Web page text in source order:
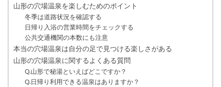
山形の穴場温泉を楽しむためのポイント
冬季は道路状況を確認する
日帰り入浴の営業時間をチェックする
公共交通機関の本数にも注意
本当の穴場温泉は自分の足で見つける楽しさがある
山形の穴場温泉に関するよくある質問
Q.山形で秘湯といえばどこですか？
Q.日帰り利用できる温泉はありますか？